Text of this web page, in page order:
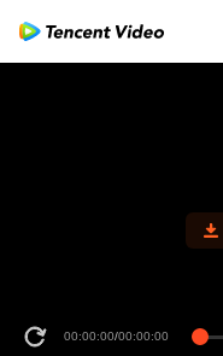
00:00:00/00:00:00